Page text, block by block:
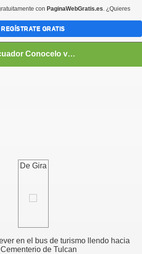
!Ecuador Conocelo vivelo!
De Gira
en el bus de turismo llendo hacia
de Tulcan
con PaginaWebGratis.es. ¿Quieres
REGÍSTRATE GRATIS